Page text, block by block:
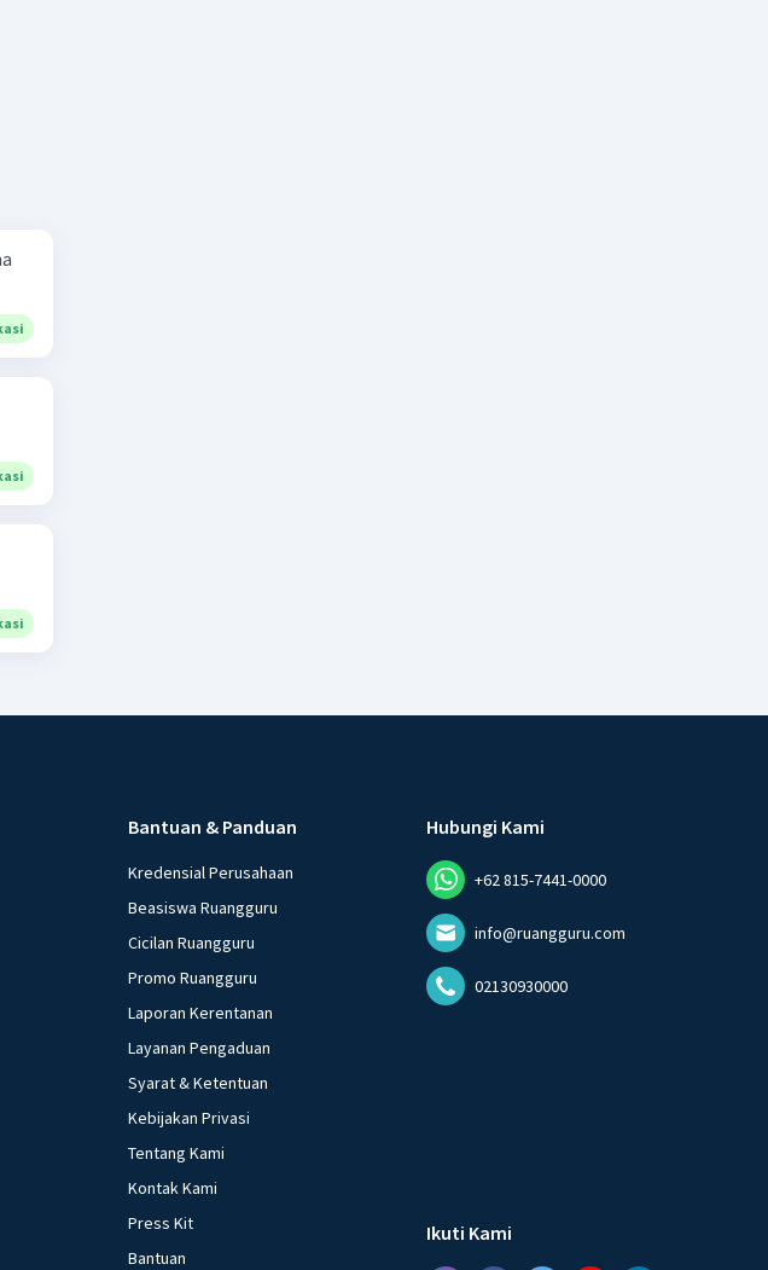
Bantuan & Panduan
Kredensial Perusahaan
Beasiswa Ruangguru
Cicilan Ruangguru
Promo Ruangguru
Laporan Kerentanan
Layanan Pengaduan
Syarat & Ketentuan
Kebijakan Privasi
Tentang Kami
Kontak Kami
Press Kit
Bantuan
Hubungi Kami
+62 815-7441-0000
info@ruangguru.com
02130930000
Ikuti Kami